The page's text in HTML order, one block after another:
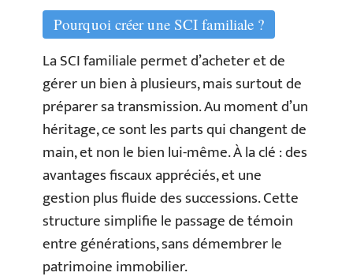
Pourquoi créer une SCI familiale ?
La SCI familiale permet d’acheter et de
gérer un bien à plusieurs, mais surtout de
préparer sa transmission. Au moment d’un
héritage, ce sont les parts qui changent de
main, et non le bien lui-même. À la clé : des
avantages fiscaux appréciés, et une
gestion plus fluide des successions. Cette
structure simplifie le passage de témoin
entre générations, sans démembrer le
patrimoine immobilier.